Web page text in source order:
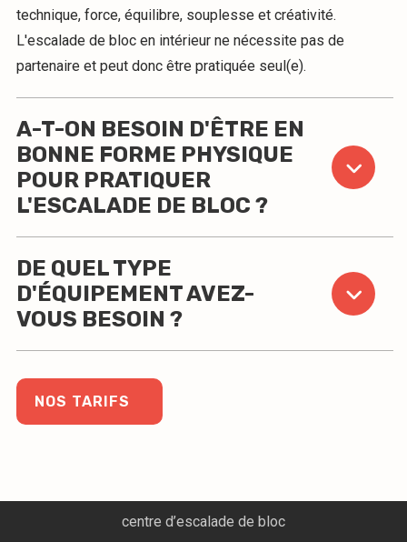
technique, force, équilibre, souplesse et créativité.
L'escalade de bloc en intérieur ne nécessite pas de
partenaire et peut donc être pratiquée seul(e).
A-T-ON BESOIN D'ÊTRE EN
BONNE FORME PHYSIQUE
POUR PRATIQUER
L'ESCALADE DE BLOC ?
DE QUEL TYPE
D'ÉQUIPEMENT AVEZ-
VOUS BESOIN ?
NOS TARIFS
centre d’escalade de bloc